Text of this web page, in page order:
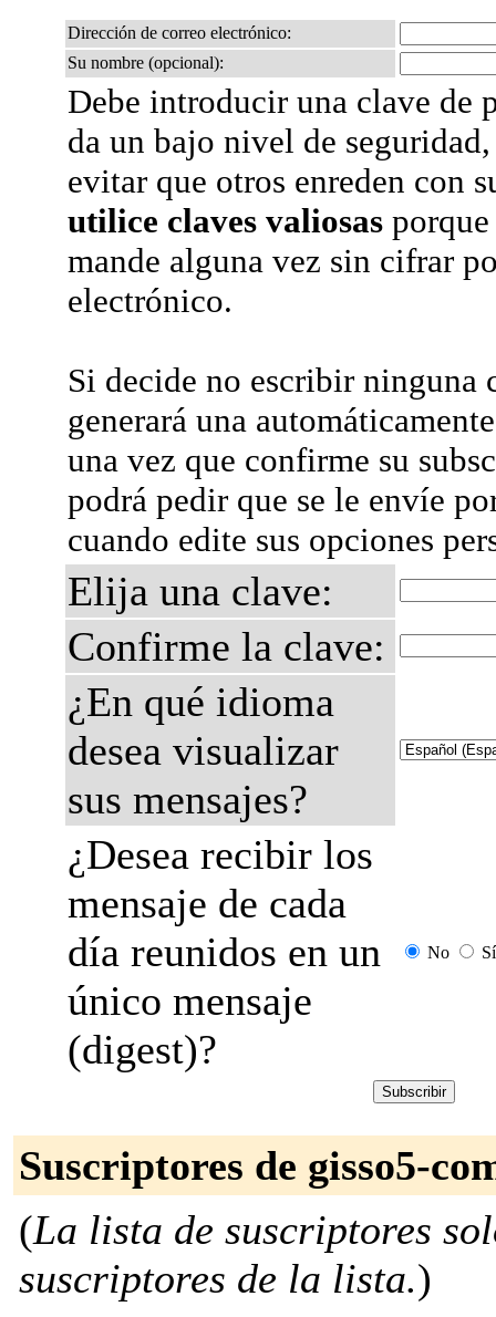
Dirección de correo electrónico:
Su nombre (opcional):
Debe introducir una clave de
da un bajo nivel de
evitar que otros enreden con
utilice claves valiosas
mande alguna vez sin cifrar
electrónico.
Si decide no escribir ninguna
generará una
una vez que confirme su
podrá pedir que se le envíe
cuando edite sus opciones
Elija una clave:
Confirme la clave:
¿En qué idioma
desea visualizar
sus mensajes?
¿Desea recibir los
mensaje de cada
día reunidos en un
único mensaje
(digest)?
No Sí
Suscriptores de gisso5-
(La lista de suscriptores
suscriptores de la lista.)